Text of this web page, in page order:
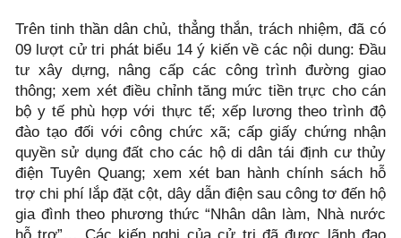
Trên tinh thần dân chủ, thẳng thắn, trách nhiệm, đã có
09 lượt cử tri phát biểu 14 ý kiến về các nội dung: Đầu
tư xây dựng, nâng cấp các công trình đường giao
thông; xem xét điều chỉnh tăng mức tiền trực cho cán
bộ y tế phù hợp với thực tế; xếp lương theo trình độ
đào tạo đối với công chức xã; cấp giấy chứng nhận
quyền sử dụng đất cho các hộ di dân tái định cư thủy
điện Tuyên Quang; xem xét ban hành chính sách hỗ
trợ chi phí lắp đặt cột, dây dẫn điện sau công tơ đến hộ
gia đình theo phương thức “Nhân dân làm, Nhà nước